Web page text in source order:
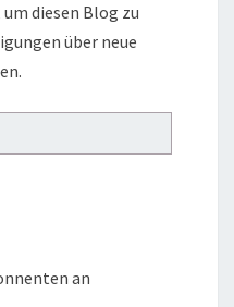
diesen Blog zu
über neue
an